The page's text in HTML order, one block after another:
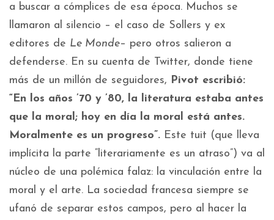
a buscar a cómplices de esa época. Muchos se
llamaron al silencio – el caso de Sollers y ex
editores de Le Monde– pero otros salieron a
defenderse. En su cuenta de Twitter, donde tiene
más de un millón de seguidores, Pivot escribió:
“En los años ’70 y ’80, la literatura estaba antes
que la moral; hoy en día la moral está antes.
Moralmente es un progreso”. Este tuit (que lleva
implícita la parte “literariamente es un atraso”) va al
núcleo de una polémica falaz: la vinculación entre la
moral y el arte. La sociedad francesa siempre se
ufanó de separar estos campos, pero al hacer la